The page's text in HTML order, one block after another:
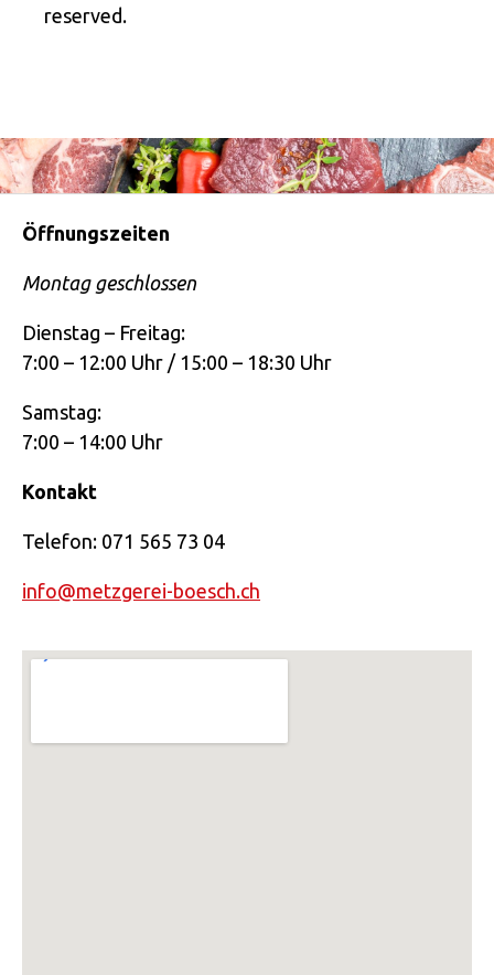
reserved.
Öffnungszeiten
Montag geschlossen
Dienstag – Freitag:
7:00 – 12:00 Uhr / 15:00 – 18:30 Uhr
Samstag:
7:00 – 14:00 Uhr
Kontakt
Telefon: 071 565 73 04
info@metzgerei-boesch.ch